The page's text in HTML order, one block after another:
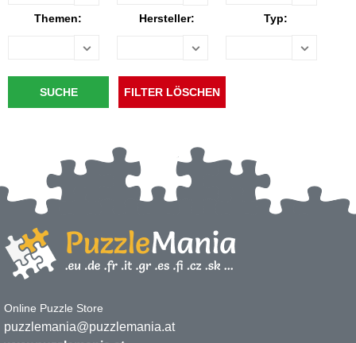
Themen: Hersteller: Typ:
Online Puzzle Store
puzzlemania@puzzlemania.at